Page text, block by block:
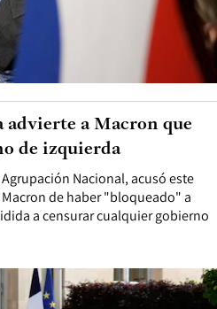
Nacional, acusó este
de haber "bloqueado" a
a censurar cualquier gobierno
advierte a Macron que
de izquierda